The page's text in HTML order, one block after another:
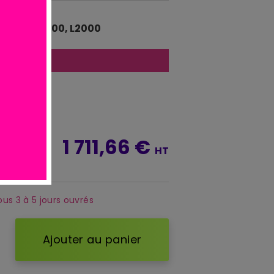
700, L2000
1 711,66 € HT
3 à 5 jours ouvrés
Ajouter au panier